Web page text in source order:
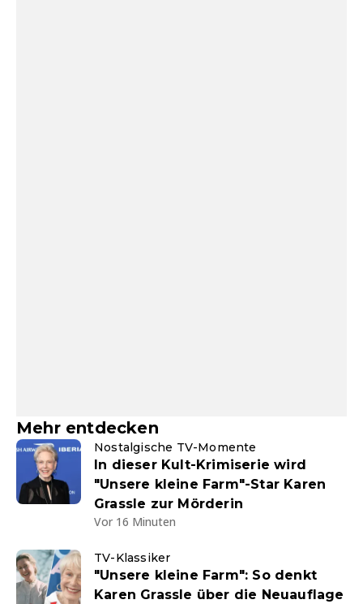
Mehr entdecken
Nostalgische TV-Momente
In dieser Kult-Krimiserie wird
"Unsere kleine Farm"-Star Karen
Grassle zur Mörderin
Vor 16 Minuten
TV-Klassiker
"Unsere kleine Farm": So denkt
Karen Grassle über die Neuauflage